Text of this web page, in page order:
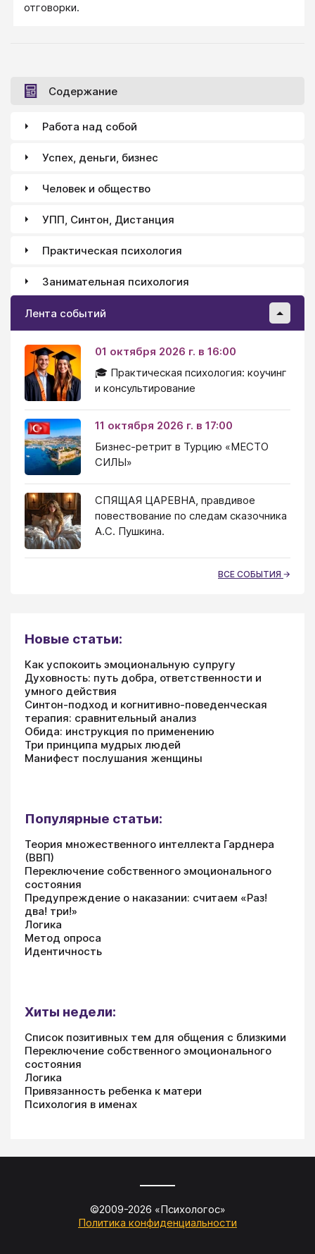
отговорки.
Содержание
Работа над собой
Успех, деньги, бизнес
Человек и общество
УПП, Синтон, Дистанция
Практическая психология
Занимательная психология
Лента событий
01 октября 2026 г. в 16:00
🎓 Практическая психология: коучинг
и консультирование
11 октября 2026 г. в 17:00
Бизнес-ретрит в Турцию «МЕСТО
СИЛЫ»
СПЯЩАЯ ЦАРЕВНА, правдивое
повествование по следам сказочника
А.С. Пушкина.
ВСЕ СОБЫТИЯ
Новые статьи:
Как успокоить эмоциональную супругу
Духовность: путь добра, ответственности и
умного действия
Синтон-подход и когнитивно-поведенческая
терапия: сравнительный анализ
Обида: инструкция по применению
Три принципа мудрых людей
Манифест послушания женщины
Популярные статьи:
Теория множественного интеллекта Гарднера
(ВВП)
Переключение собственного эмоционального
состояния
Предупреждение о наказании: считаем «Раз!
два! три!»
Логика
Метод опроса
Идентичность
Хиты недели:
Список позитивных тем для общения с близкими
Переключение собственного эмоционального
состояния
Логика
Привязанность ребенка к матери
Психология в именах
©2009-2026 «Психологос»
Политика конфиденциальности